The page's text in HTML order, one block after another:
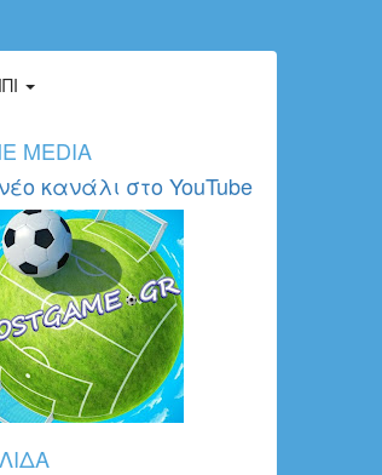
MEDIA
κανάλι στο YouTube